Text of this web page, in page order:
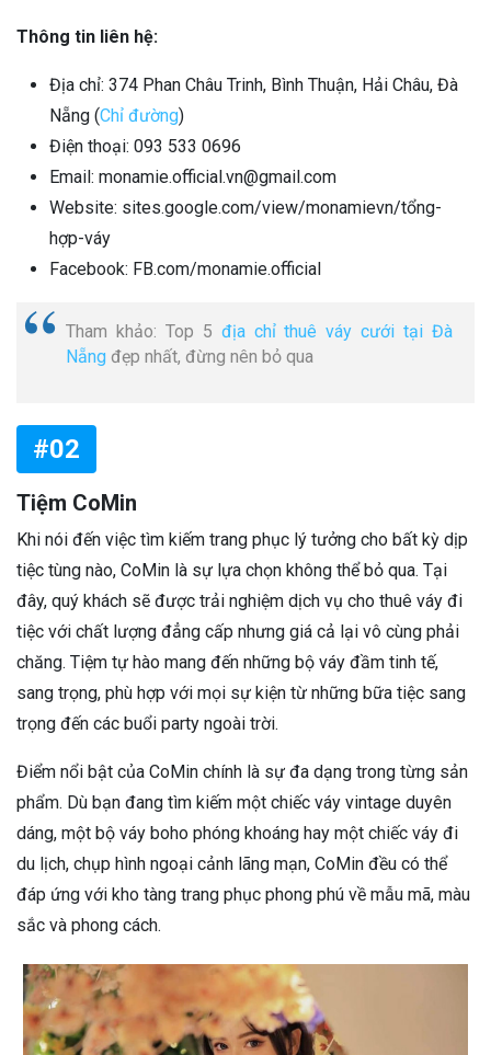
Thông tin liên hệ:
Địa chỉ: 374 Phan Châu Trinh, Bình Thuận, Hải Châu, Đà
Nẵng (Chỉ đường)
Điện thoại: 093 533 0696
Email: monamie.official.vn@gmail.com
Website: sites.google.com/view/monamievn/tổng-
hợp-váy
Facebook: FB.com/monamie.official
Tham khảo: Top 5 địa chỉ thuê váy cưới tại Đà
Nẵng đẹp nhất, đừng nên bỏ qua
#02
Tiệm CoMin
Khi nói đến việc tìm kiếm trang phục lý tưởng cho bất kỳ dịp
tiệc tùng nào, CoMin là sự lựa chọn không thể bỏ qua. Tại
đây, quý khách sẽ được trải nghiệm dịch vụ cho thuê váy đi
tiệc với chất lượng đẳng cấp nhưng giá cả lại vô cùng phải
chăng. Tiệm tự hào mang đến những bộ váy đầm tinh tế,
sang trọng, phù hợp với mọi sự kiện từ những bữa tiệc sang
trọng đến các buổi party ngoài trời.
Điểm nổi bật của CoMin chính là sự đa dạng trong từng sản
phẩm. Dù bạn đang tìm kiếm một chiếc váy vintage duyên
dáng, một bộ váy boho phóng khoáng hay một chiếc váy đi
du lịch, chụp hình ngoại cảnh lãng mạn, CoMin đều có thể
đáp ứng với kho tàng trang phục phong phú về mẫu mã, màu
sắc và phong cách.